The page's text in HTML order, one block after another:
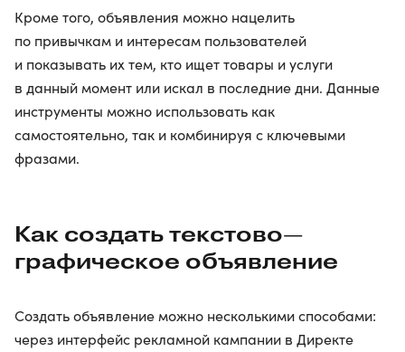
Кроме того, объявления можно нацелить
по привычкам и интересам пользователей
и показывать их тем, кто ищет товары и услуги
в данный момент или искал в последние дни. Данные
инструменты можно использовать как
самостоятельно, так и комбинируя с ключевыми
фразами.
Как создать текстово—
графическое объявление
Создать объявление можно несколькими способами:
через интерфейс рекламной кампании в Директе